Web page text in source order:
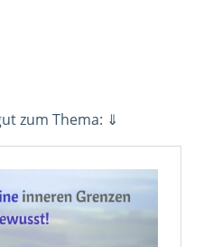
zum Thema: ⇓